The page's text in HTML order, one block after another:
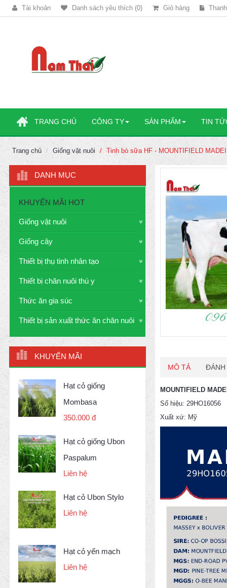
Tài khoản Danh sách yêu thích (0) Giỏ hàng
TRANG CHỦ CÔNG TY SẢN PHẨM TIN
Trang chủ Giống vật nuôi Tinh bò sữa HF - MOUNTIFIELD
DANH MỤC
KHUYẾN MÃI HOT
Giống vật nuôi
Giống cây
Thiết bị thụ tinh nhân tạo
Thiết bị chăn nuôi thú y
Thức ăn gia súc
Thiết bị sản xuất thức ăn chăn nuôi
KHUYẾN MÃI
Hạt cỏ giống
Mombasa
350.000 đ
Hạt cỏ giống Ubon
Paspalum
Liên hệ
Hạt cỏ Ubon Stylo
Liên hệ
Hạt cỏ yến mạch
Liên hệ
MÔ TẢ ĐÁNH
MOUNTIFIELD
Số hiệu: 29HO16056
Xuất xứ: Mỹ